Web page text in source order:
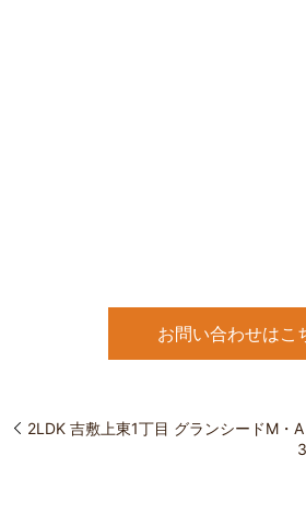
お問い合わせはこ
2LDK 吉敷上東1丁目 グランシードM・A